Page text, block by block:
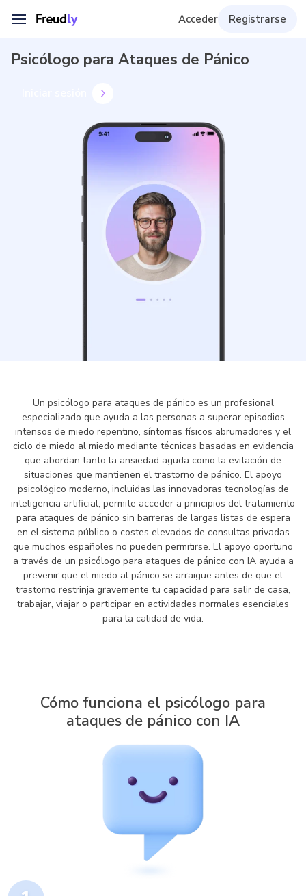
Acceder Registrarse
Psicólogo para Ataques de Pánico
Un psicólogo para ataques de pánico es un profesional
especializado que ayuda a las personas a superar episodios
intensos de miedo repentino, síntomas físicos abrumadores y el
ciclo de miedo al miedo mediante técnicas basadas en evidencia
que abordan tanto la ansiedad aguda como la evitación de
situaciones que mantienen el trastorno de pánico. El apoyo
psicológico moderno, incluidas las innovadoras tecnologías de
inteligencia artificial, permite acceder a principios del tratamiento
para ataques de pánico sin barreras de largas listas de espera
en el sistema público o costes elevados de consultas privadas
que muchos españoles no pueden permitirse. El apoyo oportuno
a través de un psicólogo para ataques de pánico con IA ayuda a
prevenir que el miedo al pánico se arraigue antes de que el
trastorno restrinja gravemente tu capacidad para salir de casa,
trabajar, viajar o participar en actividades normales esenciales
para la calidad de vida.
Cómo funciona el psicólogo para
ataques de pánico con IA